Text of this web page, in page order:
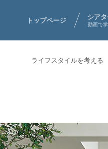
トップページ シア
動画で
ライフスタイルを考える